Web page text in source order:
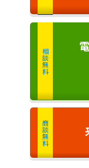
相談無料
商談無料